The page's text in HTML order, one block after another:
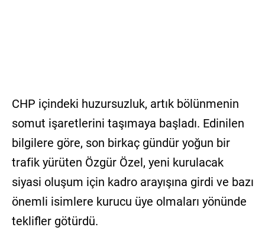
CHP içindeki huzursuzluk, artık bölünmenin
somut işaretlerini taşımaya başladı. Edinilen
bilgilere göre, son birkaç gündür yoğun bir
trafik yürüten Özgür Özel, yeni kurulacak
siyasi oluşum için kadro arayışına girdi ve bazı
önemli isimlere kurucu üye olmaları yönünde
teklifler götürdü.